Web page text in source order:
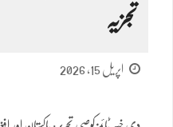
تجزیہ
اپریل 15, 2026